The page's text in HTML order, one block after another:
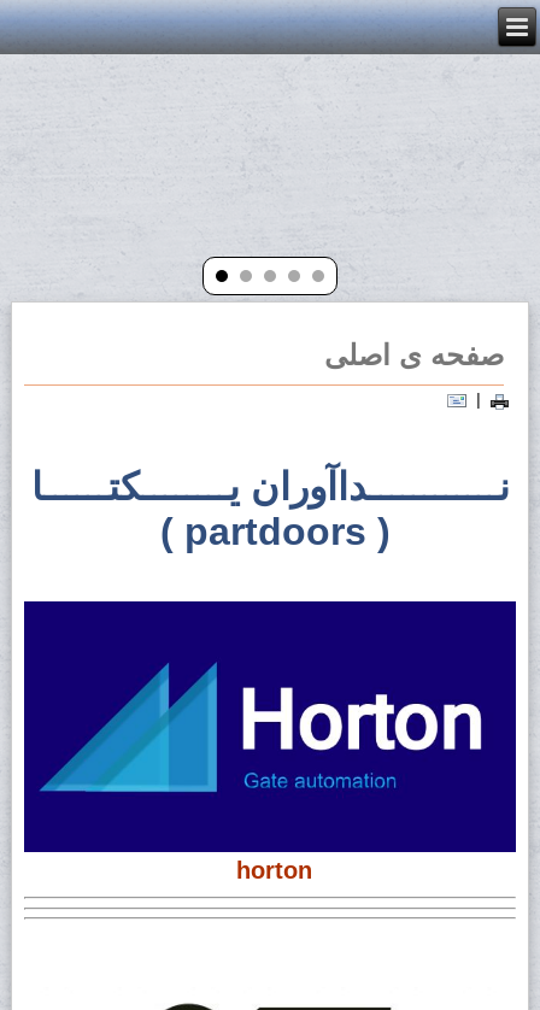
صفحه ی اصلی
نــــــــــــداآوران یــــــــکتــــــا
( partdoors )
horton